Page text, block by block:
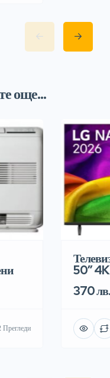
още...
Прегледи
50″ 4K
370 лв.